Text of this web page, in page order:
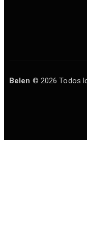
Belen © 2026 Todos